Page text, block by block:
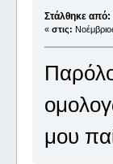
Στάλθηκε
« στις:
μου